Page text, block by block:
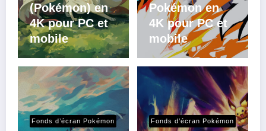
(Pokémon) en
4K pour PC et
mobile
Pokémon en
4K pour PC et
mobile
Fonds d’écran Pokémon Fonds d’écran Pokémon